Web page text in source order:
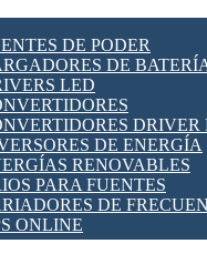
MICROSWITCH
PI
DE CABLE
IOT
Y REDES WIFI
IOT
LORAWAN
RED CELULAR
PARA REDES
LAN
IP (VOIP)
IP (CCTV)
DE PODER
DE
LED
DRIVER
DE ENERGÍA
RENOVABLES
PARA FUENTES
DE
ONLINE